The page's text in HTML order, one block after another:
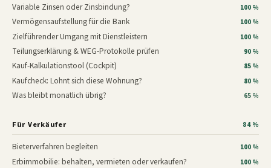
Variable Zinsen oder Zinsbindung? 100 %
Vermögensaufstellung für die Bank 100 %
Zielführender Umgang mit Dienstleistern 100 %
Teilungserklärung & WEG-Protokolle prüfen 90 %
Kauf-Kalkulationstool (Cockpit) 85 %
Kaufcheck: Lohnt sich diese Wohnung? 80 %
Was bleibt monatlich übrig? 65 %
Für Verkäufer 84 %
Bieterverfahren begleiten 100 %
Erbimmobilie: behalten, vermieten oder verkaufen? 100 %